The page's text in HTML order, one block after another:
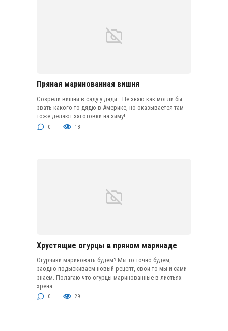
Пряная маринованная вишня
Созрели вишни в саду у дяди… Не знаю как могли бы
звать какого-то дядю в Америке, но оказывается там
тоже делают заготовки на зиму!
0 18
Хрустящие огурцы в пряном маринаде
Огурчики мариновать будем? Мы то точно будем,
заодно подыскиваем новый рецепт, свои-то мы и сами
знаем. Полагаю что огурцы маринованные в листьях
хрена
0 29